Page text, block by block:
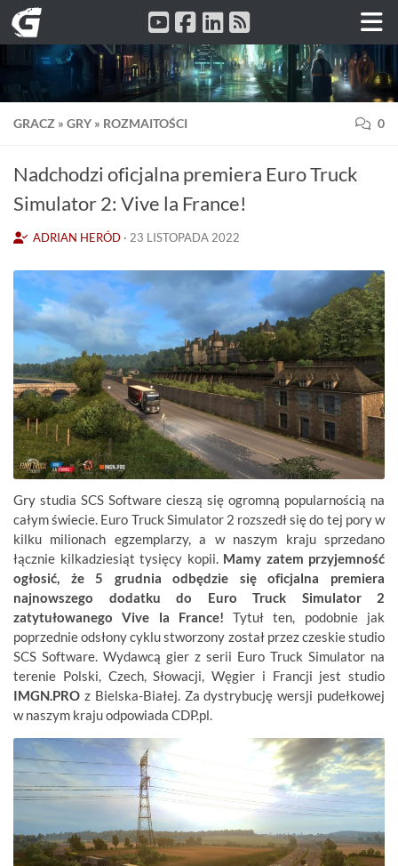
Przeskocz do treści
GRACZ » GRY » ROZMAITOŚCI 0
Nadchodzi oficjalna premiera Euro Truck
Simulator 2: Vive la France!
ADRIAN HERÓD · 23 LISTOPADA 2022
Gry studia SCS Software cieszą się ogromną popularnością na
całym świecie. Euro Truck Simulator 2 rozszedł się do tej pory w
kilku milionach egzemplarzy, a w naszym kraju sprzedano
łącznie kilkadziesiąt tysięcy kopii. Mamy zatem przyjemność
ogłosić, że 5 grudnia odbędzie się oficjalna premiera
najnowszego dodatku do Euro Truck Simulator 2
zatytułowanego Vive la France! Tytuł ten, podobnie jak
poprzednie odsłony cyklu stworzony został przez czeskie studio
SCS Software. Wydawcą gier z serii Euro Truck Simulator na
terenie Polski, Czech, Słowacji, Węgier i Francji jest studio
IMGN.PRO z Bielska-Białej. Za dystrybucję wersji pudełkowej
w naszym kraju odpowiada CDP.pl.